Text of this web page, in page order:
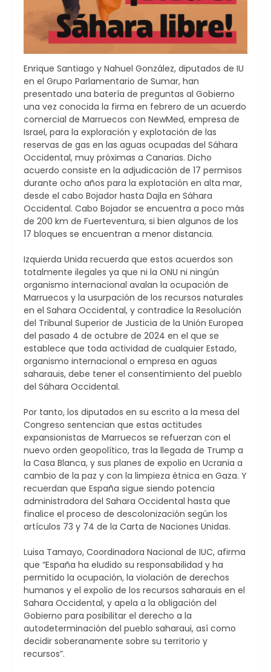
Enrique Santiago y Nahuel González, diputados de IU
en el Grupo Parlamentario de Sumar, han
presentado una batería de preguntas al Gobierno
una vez conocida la firma en febrero de un acuerdo
comercial de Marruecos con NewMed, empresa de
Israel, para la exploración y explotación de las
reservas de gas en las aguas ocupadas del Sáhara
Occidental, muy próximas a Canarias. Dicho
acuerdo consiste en la adjudicación de 17 permisos
durante ocho años para la explotación en alta mar,
desde el cabo Bojador hasta Dajla en Sáhara
Occidental. Cabo Bojador se encuentra a poco más
de 200 km de Fuerteventura, si bien algunos de los
17 bloques se encuentran a menor distancia.
Izquierda Unida recuerda que estos acuerdos son
totalmente ilegales ya que ni la ONU ni ningún
organismo internacional avalan la ocupación de
Marruecos y la usurpación de los recursos naturales
en el Sahara Occidental, y contradice la Resolución
del Tribunal Superior de Justicia de la Unión Europea
del pasado 4 de octubre de 2024 en el que se
establece que toda actividad de cualquier Estado,
organismo internacional o empresa en aguas
saharauis, debe tener el consentimiento del pueblo
del Sáhara Occidental.
Por tanto, los diputados en su escrito a la mesa del
Congreso sentencian que estas actitudes
expansionistas de Marruecos se refuerzan con el
nuevo orden geopolítico, tras la llegada de Trump a
la Casa Blanca, y sus planes de expolio en Ucrania a
cambio de la paz y con la limpieza étnica en Gaza. Y
recuerdan que España sigue siendo potencia
administradora del Sahara Occidental hasta que
finalice el proceso de descolonización según los
artículos 73 y 74 de la Carta de Naciones Unidas.
Luisa Tamayo, Coordinadora Nacional de IUC, afirma
que “España ha eludido su responsabilidad y ha
permitido la ocupación, la violación de derechos
humanos y el expolio de los recursos saharauis en el
Sahara Occidental, y apela a la obligación del
Gobierno para posibilitar el derecho a la
autodeterminación del pueblo saharaui, así como
decidir soberanamente sobre su territorio y
recursos”.